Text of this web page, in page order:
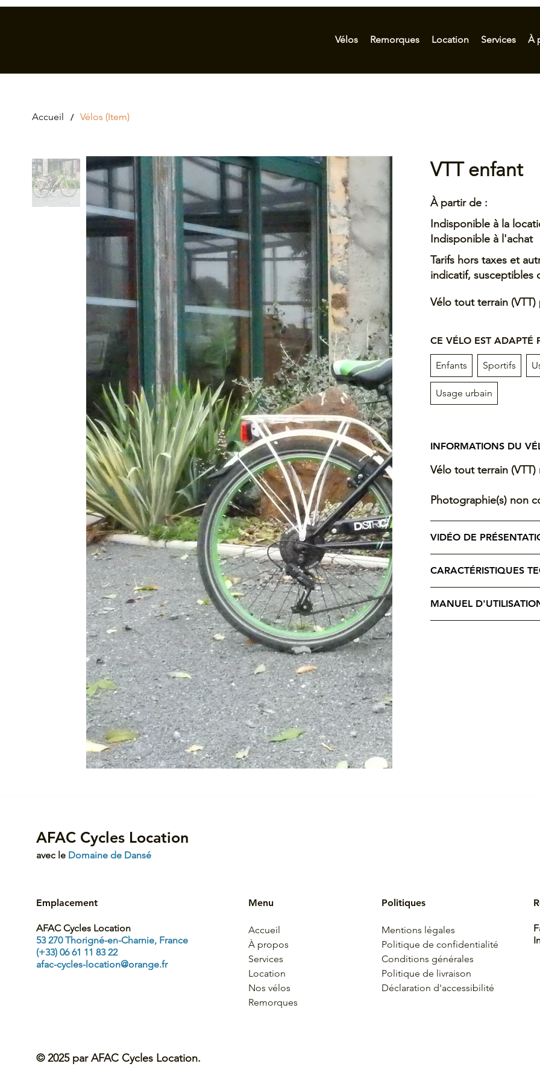
Vélos Remorques Location Services À
Accueil / Vélos (Item)
VTT enfant
À partir de :
Indisponible à la
Indisponible à l'achat
Tarifs hors taxes et
indicatif, susceptibles
Vélo tout terrain
CE VÉLO EST ADAPTÉ
Enfants Sportifs
Usage urbain
INFORMATIONS DU
Vélo tout terrain
Photographie(s) non
VIDÉO DE
CARACTÉRISTIQUES
MANUEL
AFAC Cycles Location
avec le Domaine de Dansé
Emplacement
AFAC Cycles Location
53 270 Thorigné-en-Charnie, France
(+33) 06 61 11 83 22
afac-cycles-location@orange.fr
Menu
Accueil
À propos
Services
Location
Nos vélos
Remorques
Politiques
Mentions légales
Politique de confidentialité
Conditions générales
Politique de livraison
Déclaration d'accessibilité
© 2025 par AFAC Cycles Location.